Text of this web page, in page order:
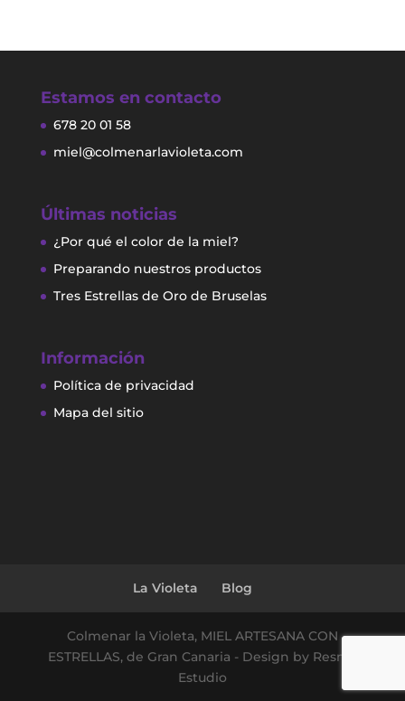
Estamos en contacto
678 20 01 58
miel@colmenarlavioleta.com
Últimas noticias
¿Por qué el color de la miel?
Preparando nuestros productos
Tres Estrellas de Oro de Bruselas
Información
Política de privacidad
Mapa del sitio
La Violeta Blog
Colmenar la Violeta, MIEL ARTESANA CON
ESTRELLAS, de Gran Canaria - Design by Resma
Estudio